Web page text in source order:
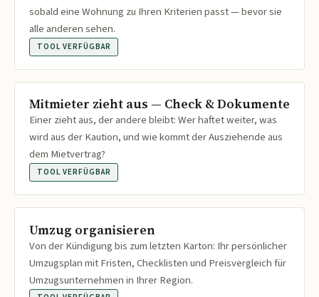
sobald eine Wohnung zu Ihren Kriterien passt — bevor sie
alle anderen sehen.
TOOL VERFÜGBAR
Mitmieter zieht aus — Check & Dokumente
Einer zieht aus, der andere bleibt: Wer haftet weiter, was
wird aus der Kaution, und wie kommt der Ausziehende aus
dem Mietvertrag?
TOOL VERFÜGBAR
Umzug organisieren
Von der Kündigung bis zum letzten Karton: Ihr persönlicher
Umzugsplan mit Fristen, Checklisten und Preisvergleich für
Umzugsunternehmen in Ihrer Region.